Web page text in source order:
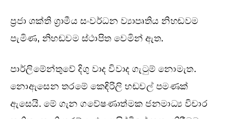
ප්‍රජා ශක්ති ග්‍රාමීය සංවර්ධන ව්‍යාපෘතිය නිහඬවම
පැමිණ, නිහඬවම ස්ථාපිත වෙමින් ඇත.
පාර්ලිමේන්තුවේ දිගු වාද විවාද ගැටුම් නොමැත.
නොඇසෙන තරමේ කෙඳිරිලි හඬවල් පමණක්
ඇසෙයි. මේ ගැන ගවේෂණාත්මක ජනමාධ්‍ය විචාර